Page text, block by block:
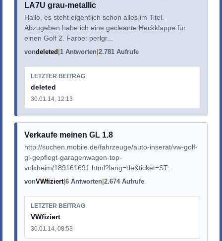
LA7U grau-metallic
Hallo, es steht eigentlich schon alles im Titel.
Abzugeben habe ich eine gecleante Heckklappe für
einen Golf 2. Farbe: perlgr...
vondeleted 1 Antworten 2.781 Aufrufe
LETZTER BEITRAG
deleted
30.01.14, 12:13
Verkaufe meinen GL 1.8
http://suchen.mobile.de/fahrzeuge/auto-inserat/vw-golf-
gl-gepflegt-garagenwagen-top-
volxheim/189161691.html?lang=de&ticket=ST...
vonVWfiziert 6 Antworten 2.674 Aufrufe
LETZTER BEITRAG
VWfiziert
30.01.14, 08:53